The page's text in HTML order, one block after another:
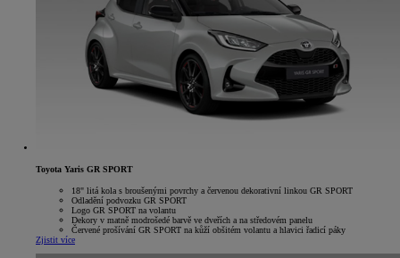
Toyota Yaris GR SPORT
18" litá kola s broušenými povrchy a červenou dekorativní linkou GR SPORT
Odladění podvozku GR SPORT
Logo GR SPORT na volantu
Dekory v matně modrošedé barvě ve dveřích a na středovém panelu
Červené prošívání GR SPORT na kůží obšitém volantu a hlavici řadicí páky
Zjistit více